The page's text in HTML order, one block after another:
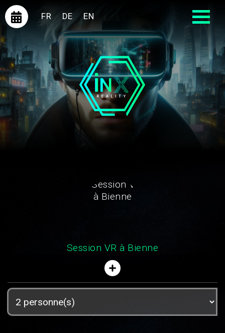
FR DE EN
Session VR à Bienne